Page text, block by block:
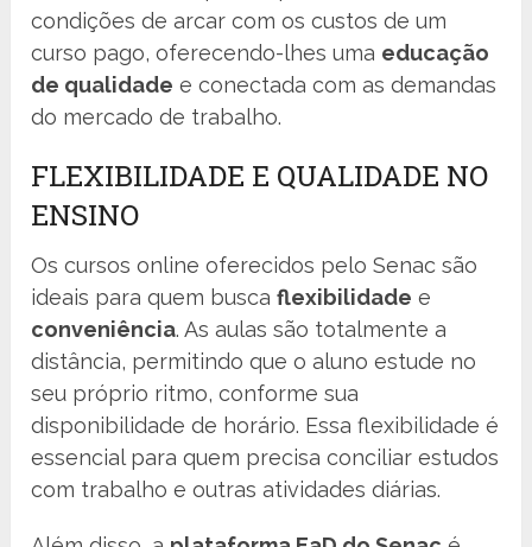
condições de arcar com os custos de um
curso pago, oferecendo-lhes uma educação
de qualidade e conectada com as demandas
do mercado de trabalho.
FLEXIBILIDADE E QUALIDADE NO
ENSINO
Os cursos online oferecidos pelo Senac são
ideais para quem buscaflexibilidade e
conveniência. As aulas são totalmente a
distância, permitindo que o aluno estude no
seu próprio ritmo, conforme sua
disponibilidade de horário. Essa flexibilidade é
essencial para quem precisa conciliar estudos
com trabalho e outras atividades diárias.